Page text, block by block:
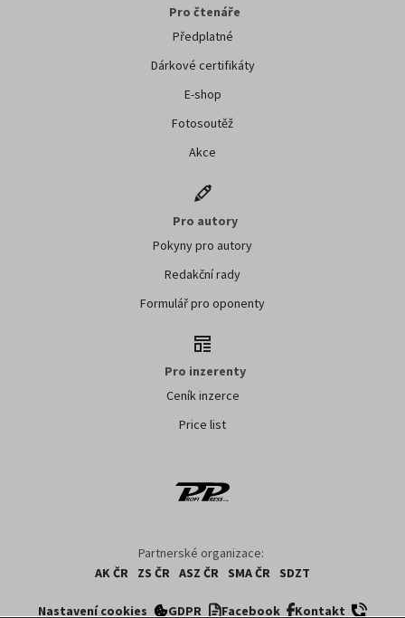
Pro čtenáře
Předplatné
Dárkové certifikáty
E-shop
Fotosoutěž
Akce
Pro autory
Pokyny pro autory
Redakční rady
Formulář pro oponenty
Pro inzerenty
Ceník inzerce
Price list
Partnerské organizace:
AK ČR
ZS ČR ASZ ČR SMA ČR SDZT
Nastavení cookies GDPR Facebook Kontakt